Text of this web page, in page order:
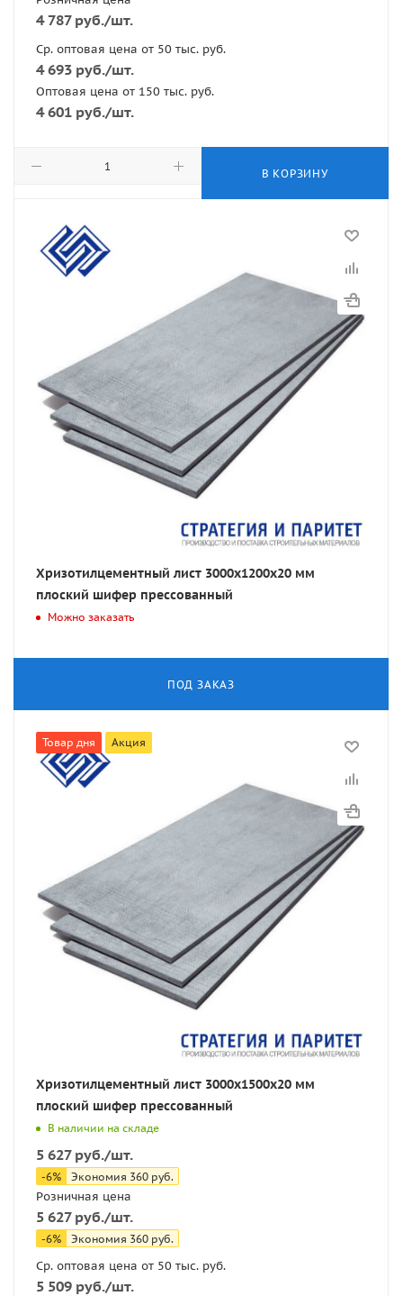
4 787руб./шт.
Ср. оптовая цена от 50 тыс. руб.
4 693 руб./шт.
Оптовая цена от 150 тыс. руб.
4 601 руб./шт.
В КОРЗИНУ
Хризотилцементный лист 3000х1200х20 мм
плоский шифер прессованный
Можно заказать
ПОД ЗАКАЗ
Товар дня Акция
Хризотилцементный лист 3000х1500х20 мм
плоский шифер прессованный
В наличии на складе
5 627руб./шт.
-6% Экономия 360 руб.
Розничная цена
5 627руб./шт.
-6% Экономия 360 руб.
Ср. оптовая цена от 50 тыс. руб.
5 509 руб./шт.